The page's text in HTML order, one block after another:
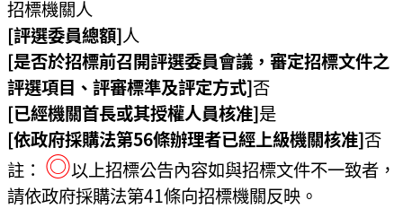
招標機關人
[評選委員總額]人
[是否於招標前召開評選委員會議，審定招標文件之
評選項目、評審標準及評定方式]否
[已經機關首長或其授權人員核准]是
[依政府採購法第56條辦理者已經上級機關核准]否
註： ◎以上招標公告內容如與招標文件不一致者，
請依政府採購法第41條向招標機關反映。